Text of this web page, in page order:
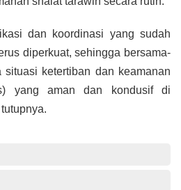
dan koordinasi yang sudah
diperkuat, sehingga bersama-
ketertiban dan keamanan
yang aman dan kondusif di